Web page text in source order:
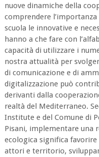
nuove dinamiche della
comprendere
scuola le innovative e
hanno a che fare con
capacità di utilizzare i
nostra attualità per
di comunicazione e di
digitalizzazione può
derivanti dalla
realtà del Mediterraneo.
Institute e del Comune di
Pisani, implementare una
ecologica significa
attori e territorio,